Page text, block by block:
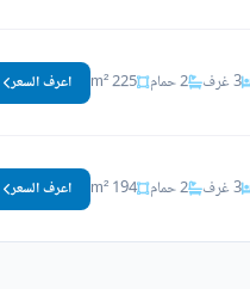
3 غرف 2 حمام 225 m² اعرف السعر
3 غرف 2 حمام 194 m² اعرف السعر